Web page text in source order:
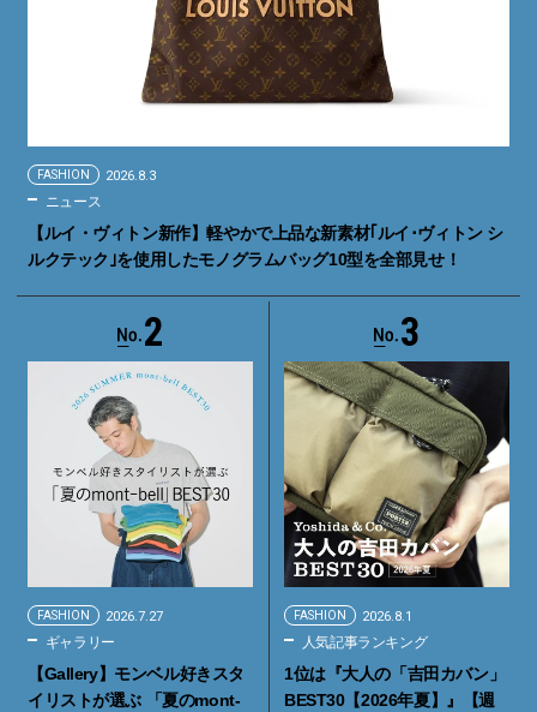
FASHION 2026.8.3
ニュース
【ルイ・ヴィトン新作】軽やかで上品な新素材｢ルイ･ヴィトン シ
ルクテック｣を使用したモノグラムバッグ10型を全部見せ！
2
FASHION 2026.7.27
ギャラリー
【Gallery】モンベル好きスタ
イリストが選ぶ 「夏のmont-
3
FASHION 2026.8.1
人気記事ランキング
1位は『大人の「吉田カバン」
BEST30【2026年夏】』【週